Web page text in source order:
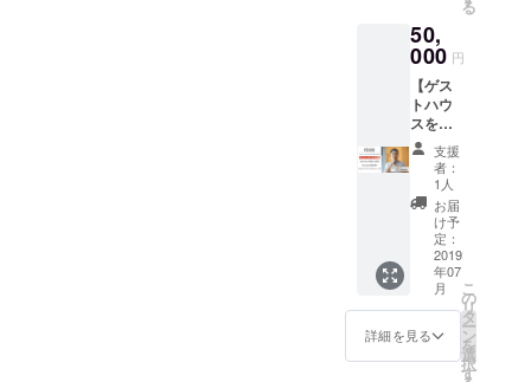
g fee
will be
charge
d
mornin
g at Ten
to Ten
Nakaji
ma
Koen
and
Sappor
station.
expirati
on date
will be
30 days
the first
day you
Park宿
泊無料
券 ファ
ミリー
ルーム
での宿
泊利用
が１泊
分無料
(最大
4~6名
様)でご
利用い
ただけ
ます！
ぜひお
友達
のこ
もった
メッ
セージ
カード
・飲み
放題チ
ケッ
ト 10
枚
20,000y
en ・A
messa
ge card
from
Karina
・10
る
50,
000 円
【ゲス
トハウ
スをこ
れから
始める
方向
け】
TentoTe
nの収益
を公開
Karina
&社長が
スカイ
プでコ
ンサル
支援
者：
1人
お届
け予
定：
2019
年07
月
詳細を見る
こ
の
リ
タ
ー
ン
を
選
択
す